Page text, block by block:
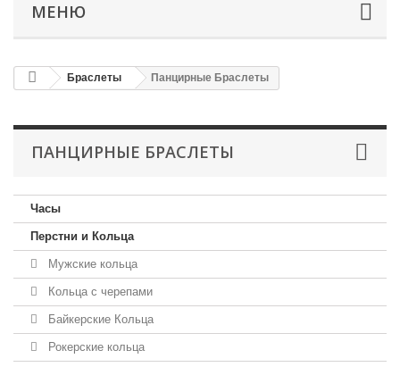
МЕНЮ
Браслеты Панцирные Браслеты
ПАНЦИРНЫЕ БРАСЛЕТЫ
Часы
Перстни и Кольца
Мужские кольца
Кольца с черепами
Байкерские Кольца
Рокерские кольца